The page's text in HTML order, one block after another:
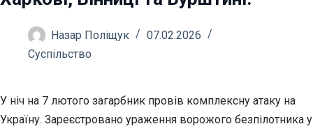
Назар Поліщук
07.02.2026
Суспільство
У ніч на 7 лютого загарбник провів комплексну атаку на
Україну. Зареєстровано ураження ворожого безпілотника у